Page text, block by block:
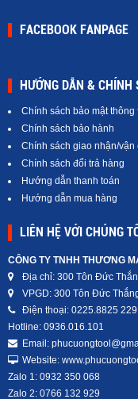
FACEBOOK FANPAGE
HƯỚNG DẪN & CHÍNH
Chính sách bảo mật thông
Chính sách bảo hành
Chính sách giao nhận/vận
Chính sách đổi trả hàng
Hướng dẫn thanh toán
Hướng dẫn mua hàng
LIÊN HỆ VỚI CHÚNG
CÔNG TY TNHH THƯƠNG
Địa chỉ: 300 Tôn Đức
VPGD: 300 Tôn Đức
Điện thoại: 0225.8825
Hotline: 0936.016.101
Email:
Website:
Zalo 1: 0932 350 068
Zalo 2: 0766 132 929